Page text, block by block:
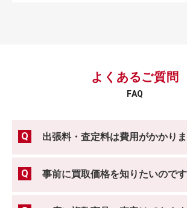
よくあるご質問
FAQ
出張料・査定料は費用がかかり
事前に買取価格を知りたいので